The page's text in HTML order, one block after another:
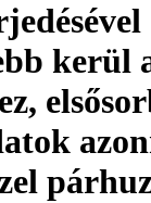
kerül